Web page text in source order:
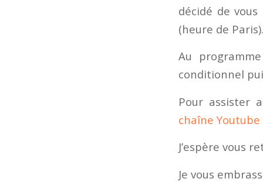
décidé de
(heure de Paris).
Au
conditionnel
Pour assister
chaîne
J’espère vous
Je vous